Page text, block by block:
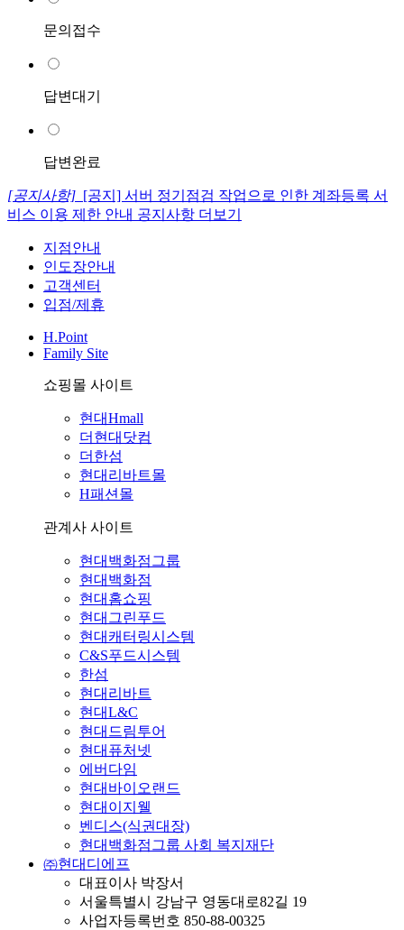
문의접수
답변대기
답변완료
[공지사항] [공지] 서버 정기점검 작업으로 인한 계좌등록 서
비스 이용 제한 안내 공지사항 더보기
지점안내
인도장안내
고객센터
입점/제휴
H.Point
Family Site
쇼핑몰 사이트
현대Hmall
더현대닷컴
더한섬
현대리바트몰
H패션몰
관계사 사이트
현대백화점그룹
현대백화점
현대홈쇼핑
현대그린푸드
현대캐터링시스템
C&S푸드시스템
한섬
현대리바트
현대L&C
현대드림투어
현대퓨처넷
에버다임
현대바이오랜드
현대이지웰
벤디스(식권대장)
현대백화점그룹 사회 복지재단
㈜현대디에프
대표이사 박장서
서울특별시 강남구 영동대로82길 19
사업자등록번호 850-88-00325